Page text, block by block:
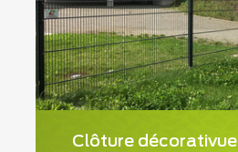
Clôture décorativue